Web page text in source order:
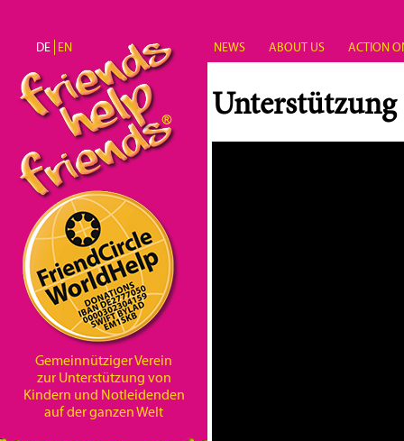
Gemeinnütziger Verein
zur Unterstützung von
Kindern und Notleidenden
auf der ganzen Welt
DE EN NEWS ABOUT US ACTION
Unterstützung